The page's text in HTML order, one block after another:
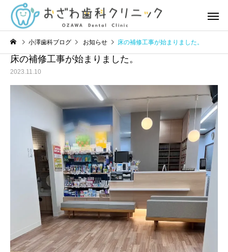
虫歯治療 歯周治
予防歯
お知らせ
8月の診療日カレンダー
お知らせ
7月の診療日カレンダー
小澤歯科ブログ お知らせ 床の補修工事が始まりました。
床の補修工事が始まりました。
2023.11.10